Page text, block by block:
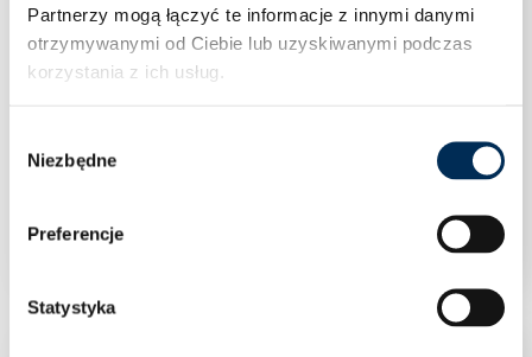
Partnerzy mogą łączyć te informacje z innymi danymi
otrzymywanymi od Ciebie lub uzyskiwanymi podczas
korzystania z ich usług.
zgody
Niezbędne
Preferencje
Statystyka